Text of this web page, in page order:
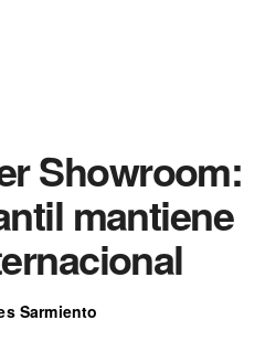
Showroom:
mantiene
Sarmiento